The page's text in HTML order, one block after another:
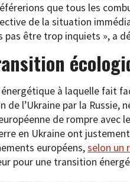
que tous les
de la situation
pas être trop inquiets », a
énergétique à laquelle fait
de l’Ukraine par la
de rompre avec
en Ukraine ont
européens,selon un
pour une transition